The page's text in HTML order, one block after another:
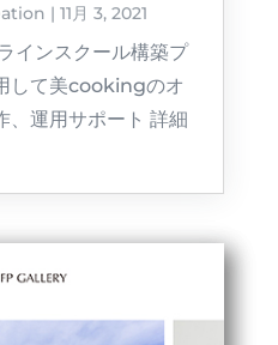
| 11月 3, 2021
インスクール構築プ
して美cookingのオ
、運用サポート 詳細